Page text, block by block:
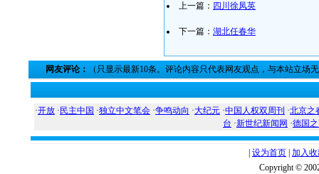
上一篇： 四川徐凤英
下一篇： 湖北任春华
网友评论： （只显示最新10条。评论内容只代表网友观点，与本站立场
·开放 · 民主中国 ·独立中文笔会 ·争鸣动向 ·大纪元 ·中国人权双周刊 ·北京之
台 ·新世纪新闻网 ·德国
设为首页 加入
Copyright ©